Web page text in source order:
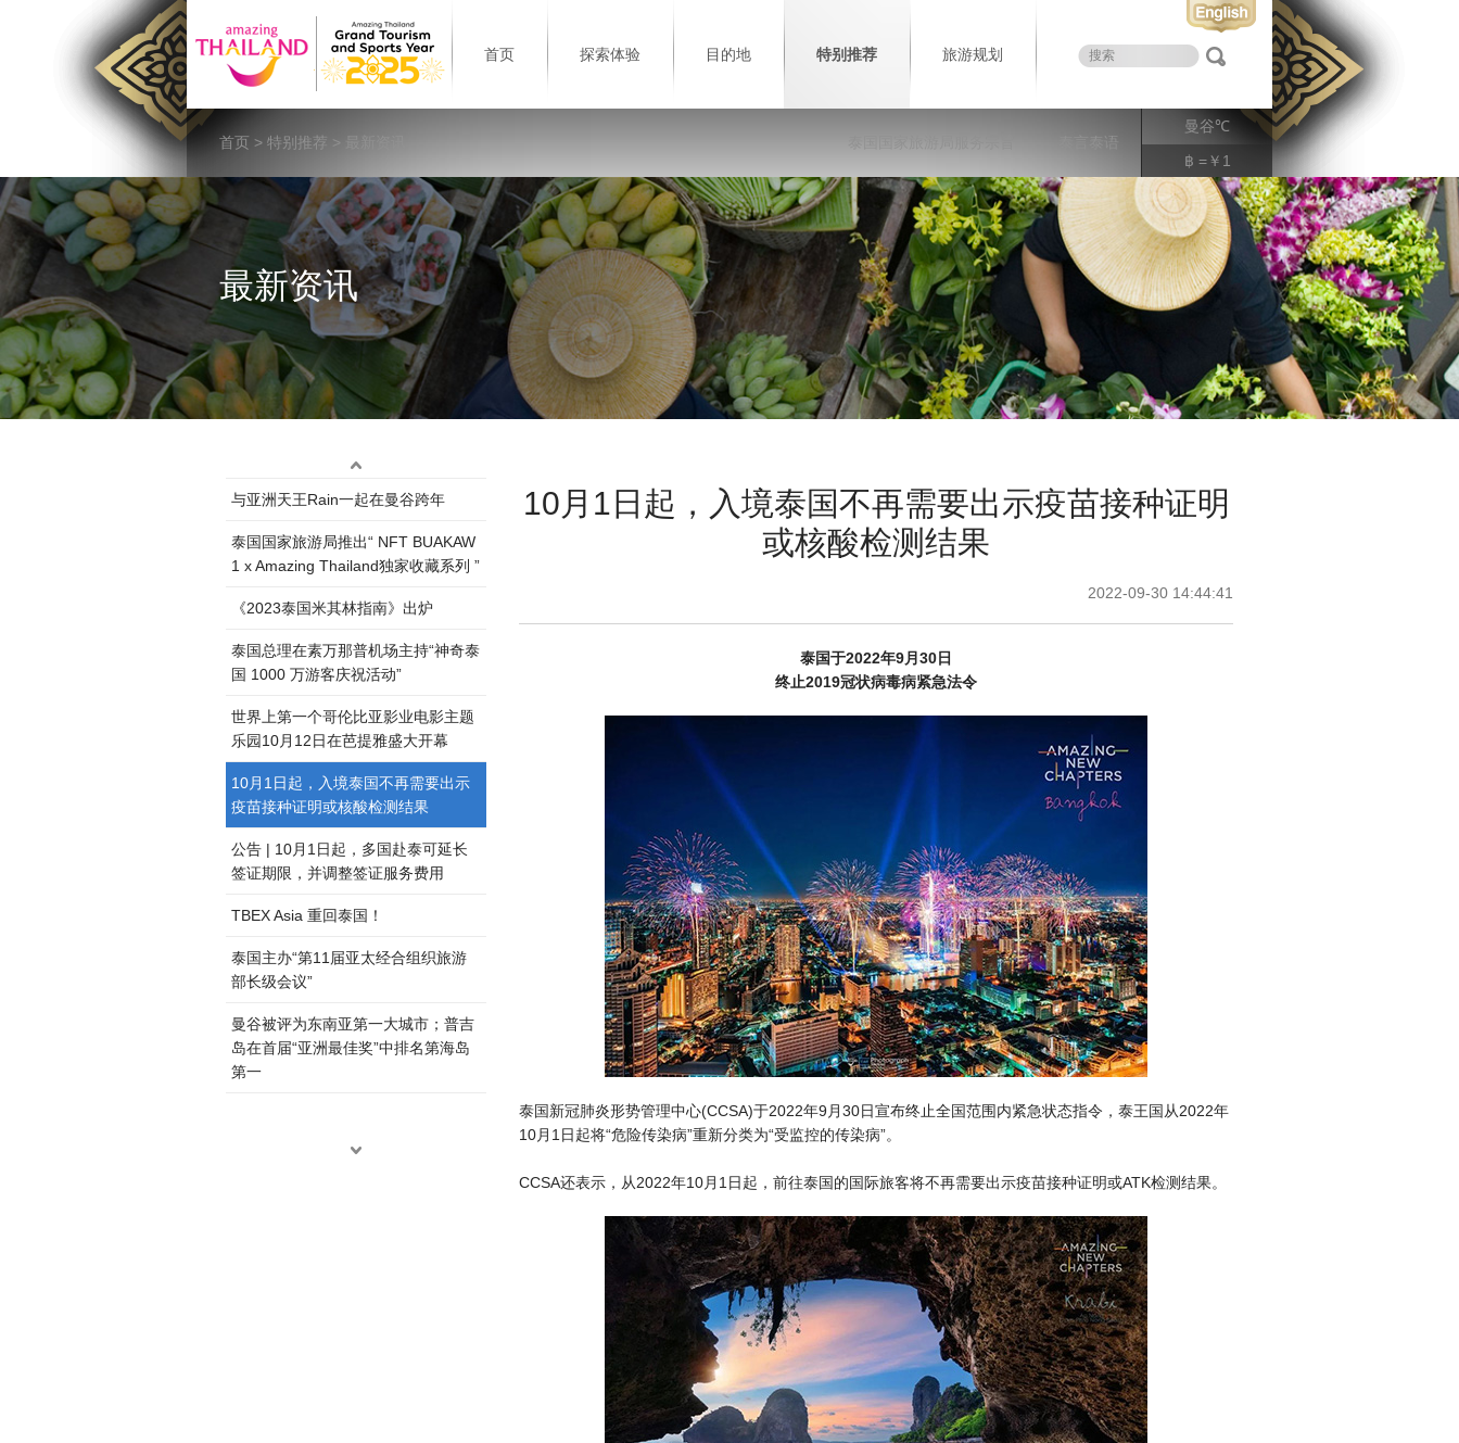
首页 探索体验 目的地 特别推荐 旅游规划
曼谷℃
฿ =￥1
首页 > 特别推荐 > 最新资讯
最新资讯
与亚洲天王Rain一起在曼谷跨年
泰国国家旅游局推出“ NFT BUAKAW
1 x Amazing Thailand独家收藏系列 ”
《2023泰国米其林指南》出炉
泰国总理在素万那普机场主持“神奇泰
国 1000 万游客庆祝活动”
世界上第一个哥伦比亚影业电影主题
乐园10月12日在芭提雅盛大开幕
10月1日起，入境泰国不再需要出示
疫苗接种证明或核酸检测结果
公告 | 10月1日起，多国赴泰可延长
签证期限，并调整签证服务费用
TBEX Asia 重回泰国！
泰国主办“第11届亚太经合组织旅游
部长级会议”
曼谷被评为东南亚第一大城市；普吉
岛在首届“亚洲最佳奖”中排名第海岛
第一
10月1日起，入境泰国不再需要出示疫苗接种证明
或核酸检测结果
2022-09-30 14:44:41
泰国于2022年9月30日
终止2019冠状病毒病紧急法令
泰国新冠肺炎形势管理中心(CCSA)于2022年9月30日宣布终止全国范围内紧急状态指令，泰王国从2022年
10月1日起将“危险传染病”重新分类为“受监控的传染病”。
CCSA还表示，从2022年10月1日起，前往泰国的国际旅客将不再需要出示疫苗接种证明或ATK检测结果。